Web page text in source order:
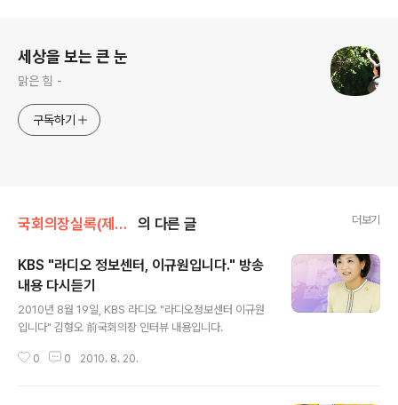
세상을 보는 큰 눈
맑은 힘 -
구독하기
국회의장실록(제도개선등)/김형오의 말말말 의 다른 글 더보기
KBS "라디오 정보센터, 이규원입니다." 방송
내용 다시듣기
2010년 8월 19일, KBS 라디오 "라디오정보센터 이규원
입니다" 김형오 前국회의장 인터뷰 내용입니다.
0 0 2010. 8. 20.